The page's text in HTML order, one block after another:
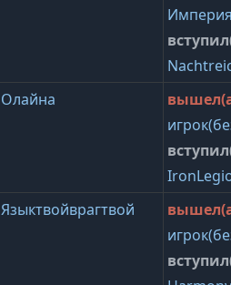
Олайна
Языктвойврагтвой